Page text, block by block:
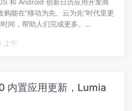
能在“移动为先、云为先”时代里更
间，帮助人们完成更多。…
日, 9:14 上午
内置应用更新，Lumia